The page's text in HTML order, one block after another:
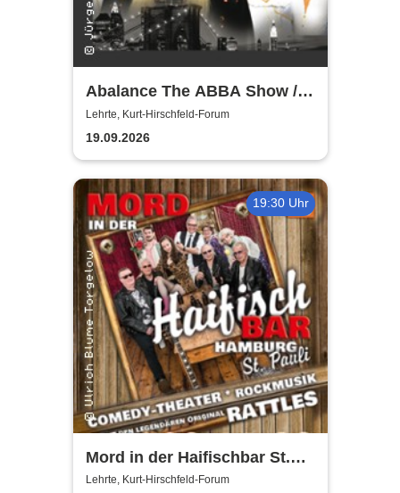
Abalance The ABBA Show /
Revival Show - a tribute to
ABBA
Lehrte, Kurt-Hirschfeld-Forum
19.09.2026
19:30 Uhr
Mord in der Haifischbar St.
Pauli - Theater IK's & The
Lehrte, Kurt-Hirschfeld-Forum